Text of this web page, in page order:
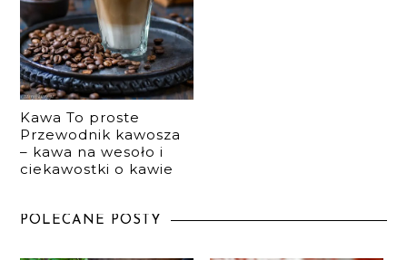
Kawa To proste
Przewodnik kawosza
– kawa na wesoło i
ciekawostki o kawie
POLECANE POSTY